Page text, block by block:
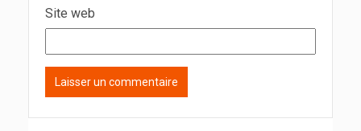
Site web